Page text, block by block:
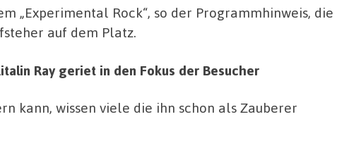
„Experimental Rock“, so der Programmhinweis, die
auf dem Platz.
Ray geriet in den Fokus der Besucher
kann, wissen viele die ihn schon als Zauberer